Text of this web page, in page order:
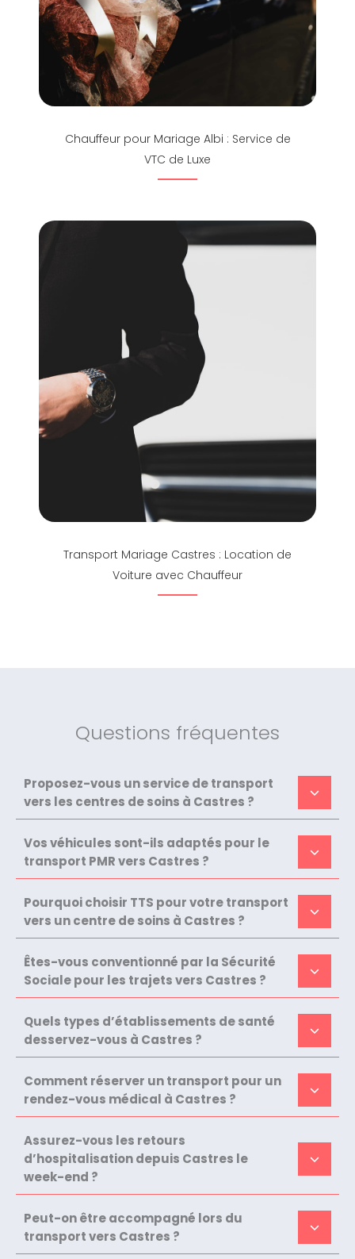
Chauffeur pour Mariage Albi : Service de
VTC de Luxe
Transport Mariage Castres : Location de
Voiture avec Chauffeur
Questions fréquentes
Proposez-vous un service de transport
vers les centres de soins à Castres ?
Vos véhicules sont-ils adaptés pour le
transport PMR vers Castres ?
Pourquoi choisir TTS pour votre transport
vers un centre de soins à Castres ?
Êtes-vous conventionné par la Sécurité
Sociale pour les trajets vers Castres ?
Quels types d’établissements de santé
desservez-vous à Castres ?
Comment réserver un transport pour un
rendez-vous médical à Castres ?
Assurez-vous les retours
d’hospitalisation depuis Castres le
week-end ?
Peut-on être accompagné lors du
transport vers Castres ?